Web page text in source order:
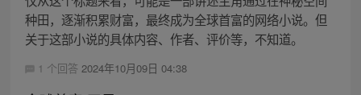
种田，逐渐积累财富，最终成为全球首富的网络小说。但
关于这部小说的具体内容、作者、评价等，不知道。
1 个回答 2024年10月09日 04:38